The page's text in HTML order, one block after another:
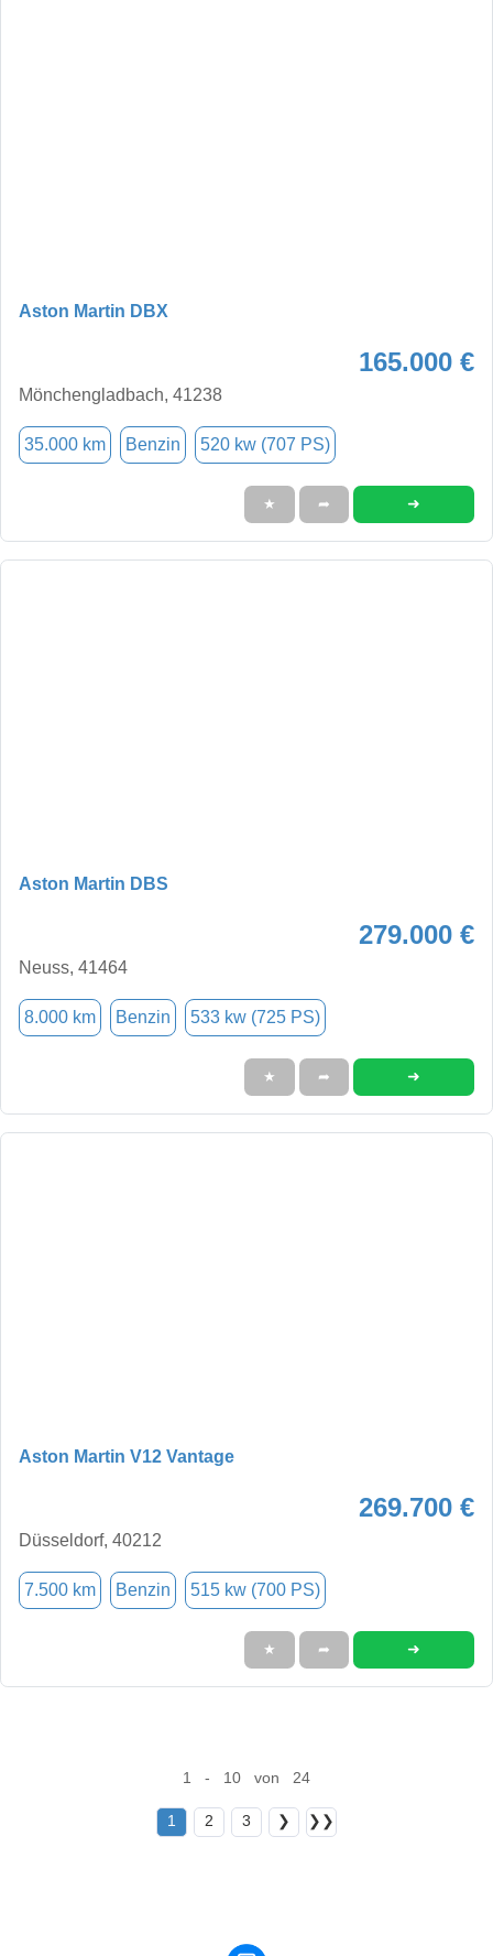
Aston Martin DBX
165.000 €
Mönchengladbach, 41238
35.000 km Benzin 520 kw (707 PS)
★ ➦ ➜
Aston Martin DBS
279.000 €
Neuss, 41464
8.000 km Benzin 533 kw (725 PS)
★ ➦ ➜
Aston Martin V12 Vantage
269.700 €
Düsseldorf, 40212
7.500 km Benzin 515 kw (700 PS)
★ ➦ ➜
1 - 10 von 24
1 2 3 ❯ ❯❯